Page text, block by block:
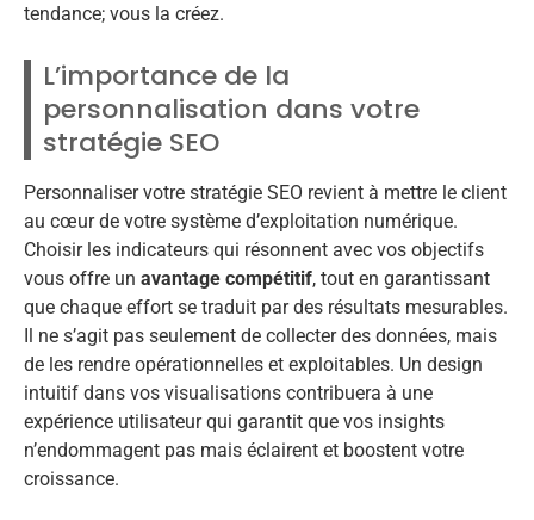
tendance; vous la créez.
L’importance de la
personnalisation dans votre
stratégie SEO
Personnaliser votre stratégie SEO revient à mettre le client
au cœur de votre système d’exploitation numérique.
Choisir les indicateurs qui résonnent avec vos objectifs
vous offre un avantage compétitif, tout en garantissant
que chaque effort se traduit par des résultats mesurables.
Il ne s’agit pas seulement de collecter des données, mais
de les rendre opérationnelles et exploitables. Un design
intuitif dans vos visualisations contribuera à une
expérience utilisateur qui garantit que vos insights
n’endommagent pas mais éclairent et boostent votre
croissance.